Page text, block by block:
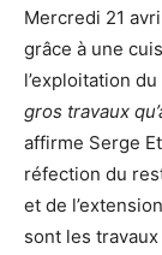
Mercredi 21
grâce à une
l’exploitation
gros travaux
affirme Serge
réfection du
et de
sont les